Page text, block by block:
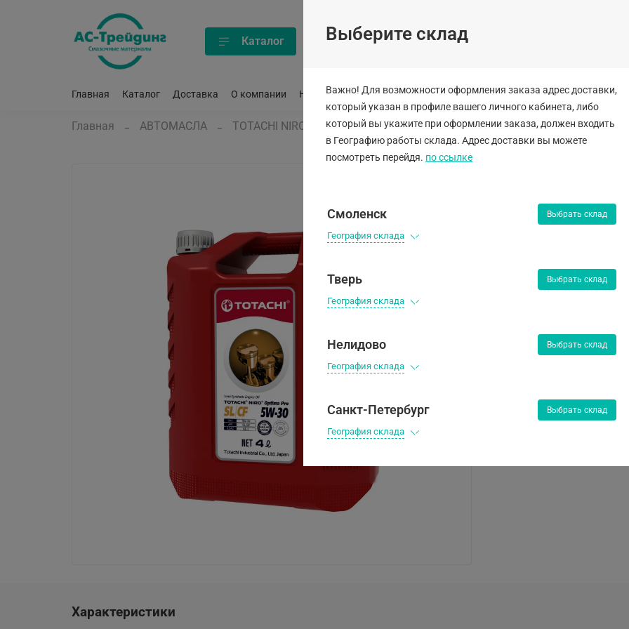
Каталог
Главная Каталог Доставка О компании Новости Вакансии Контакты
Главная АВТОМАСЛА TOTACHI NIRO
(0)
Моторное
Optima PRO
пласт. 4л
2 591 ₽
Моторное масло TOTACHI NIRO Optima PRO
Характеристики
Выберите склад
Важно! Для возможности оформления заказа адрес доставки,
который указан в профиле вашего личного кабинета, либо
который вы укажите при оформлении заказа, должен входить
в Географию работы склада. Адрес доставки вы можете
посмотреть перейдя. по ссылке
Смоленск Выбрать склад
География склада
Тверь Выбрать склад
География склада
Нелидово Выбрать склад
География склада
Санкт-Петербург Выбрать склад
География склада